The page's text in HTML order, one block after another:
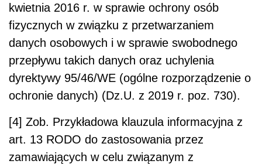
kwietnia 2016 r. w sprawie ochrony osób
fizycznych w związku z przetwarzaniem
danych osobowych i w sprawie swobodnego
przepływu takich danych oraz uchylenia
dyrektywy 95/46/WE (ogólne rozporządzenie o
ochronie danych) (Dz.U. z 2019 r. poz. 730).
[4] Zob. Przykładowa klauzula informacyjna z
art. 13 RODO do zastosowania przez
zamawiających w celu związanym z